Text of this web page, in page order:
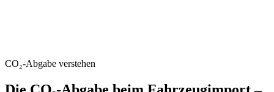
CO₂-Abgabe verstehen